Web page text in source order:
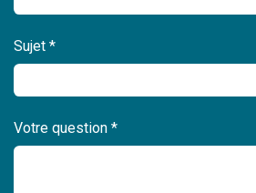
Sujet *
Votre question *